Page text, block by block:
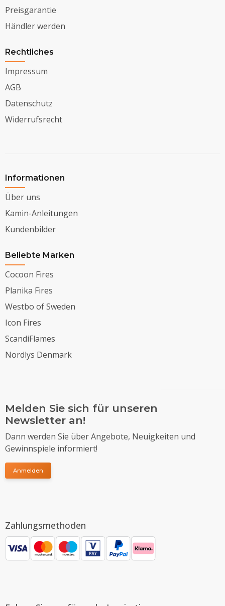
Preisgarantie
Händler werden
Rechtliches
Impressum
AGB
Datenschutz
Widerrufsrecht
Informationen
Über uns
Kamin-Anleitungen
Kundenbilder
Beliebte Marken
Cocoon Fires
Planika Fires
Westbo of Sweden
Icon Fires
ScandiFlames
Nordlys Denmark
Melden Sie sich für unseren
Newsletter an!
Dann werden Sie über Angebote, Neuigkeiten und
Gewinnspiele informiert!
Anmelden
Zahlungsmethoden